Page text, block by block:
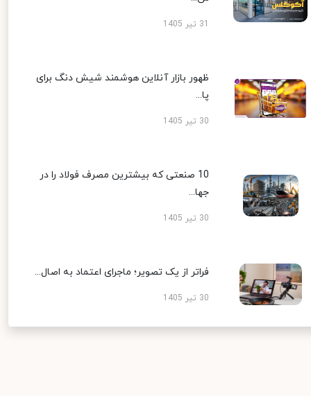
ظهور بازار آنلاین هوشمند شیش دنگ برای
پا...
30 تیر 1405
10 صنعتی که بیشترین مصرف فولاد را در
جها...
30 تیر 1405
فراتر از یک تصویر؛ ماجرای اعتماد به اصال...
30 تیر 1405